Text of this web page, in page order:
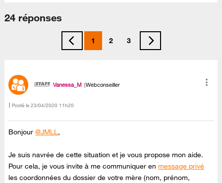
24 réponses
1 2 3
Vanessa_M Webconseiller
Posté le ‎23/04/2020 11h20
Bonjour@JMLL,
Je suis navrée de cette situation et je vous propose mon aide.
Pour cela, je vous invite à me communiquer enmessage privé
les coordonnées du dossier de votre mère (nom, prénom,